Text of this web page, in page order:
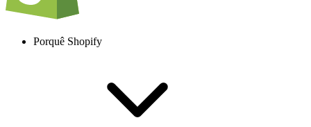
Porquê Shopify